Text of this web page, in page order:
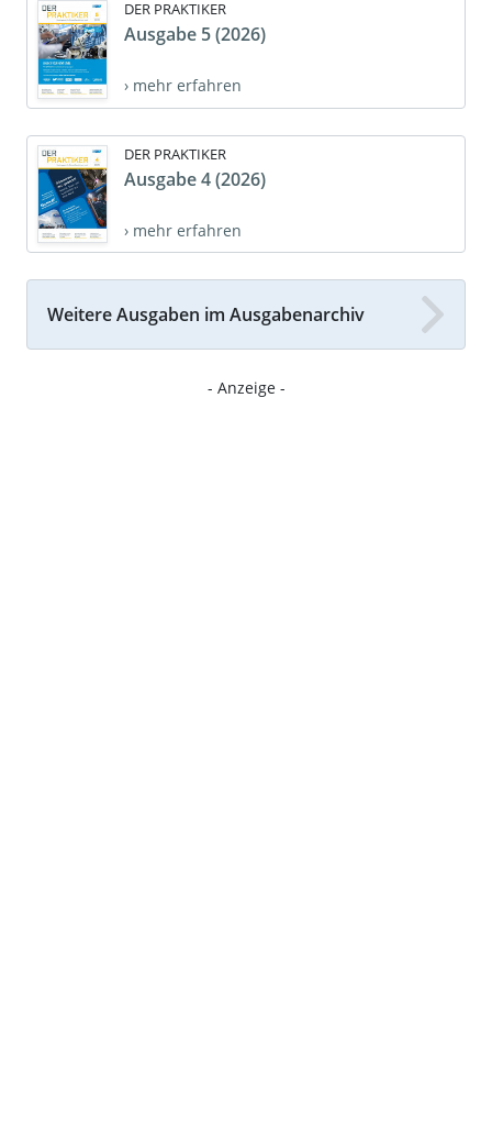
DER PRAKTIKER
Ausgabe 5 (2026)
› mehr erfahren
DER PRAKTIKER
Ausgabe 4 (2026)
› mehr erfahren
Weitere Ausgaben im Ausgabenarchiv
- Anzeige -